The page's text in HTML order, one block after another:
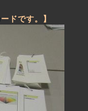
ドです。】